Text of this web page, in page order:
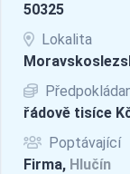
50325
Lokalita
řádově tisíce
Poptávající
Firma, Hlučín